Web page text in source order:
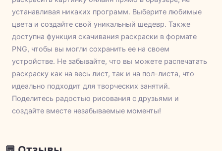
устанавливая никаких программ. Выберите любимые
цвета и создайте свой уникальный шедевр. Также
доступна функция скачивания раскраски в формате
PNG, чтобы вы могли сохранить ее на своем
устройстве. Не забывайте, что вы можете распечатать
раскраску как на весь лист, так и на пол-листа, что
идеально подходит для творческих занятий.
Поделитесь радостью рисования с друзьями и
создайте вместе незабываемые моменты!